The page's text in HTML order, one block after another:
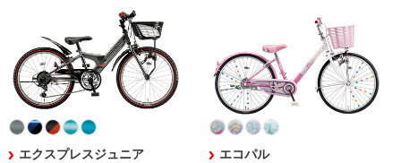
エクスプレスジュニア エコパル